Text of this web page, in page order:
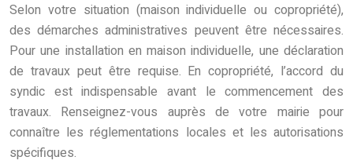
Selon votre situation (maison individuelle ou copropriété),
des démarches administratives peuvent être nécessaires.
Pour une installation en maison individuelle, une déclaration
de travaux peut être requise. En copropriété, l’accord du
syndic est indispensable avant le commencement des
travaux. Renseignez-vous auprès de votre mairie pour
connaître les réglementations locales et les autorisations
spécifiques.